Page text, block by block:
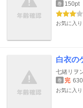
巻 150pt
お気に入り
白衣の
七緒リヲ
巻 完
お気に入り